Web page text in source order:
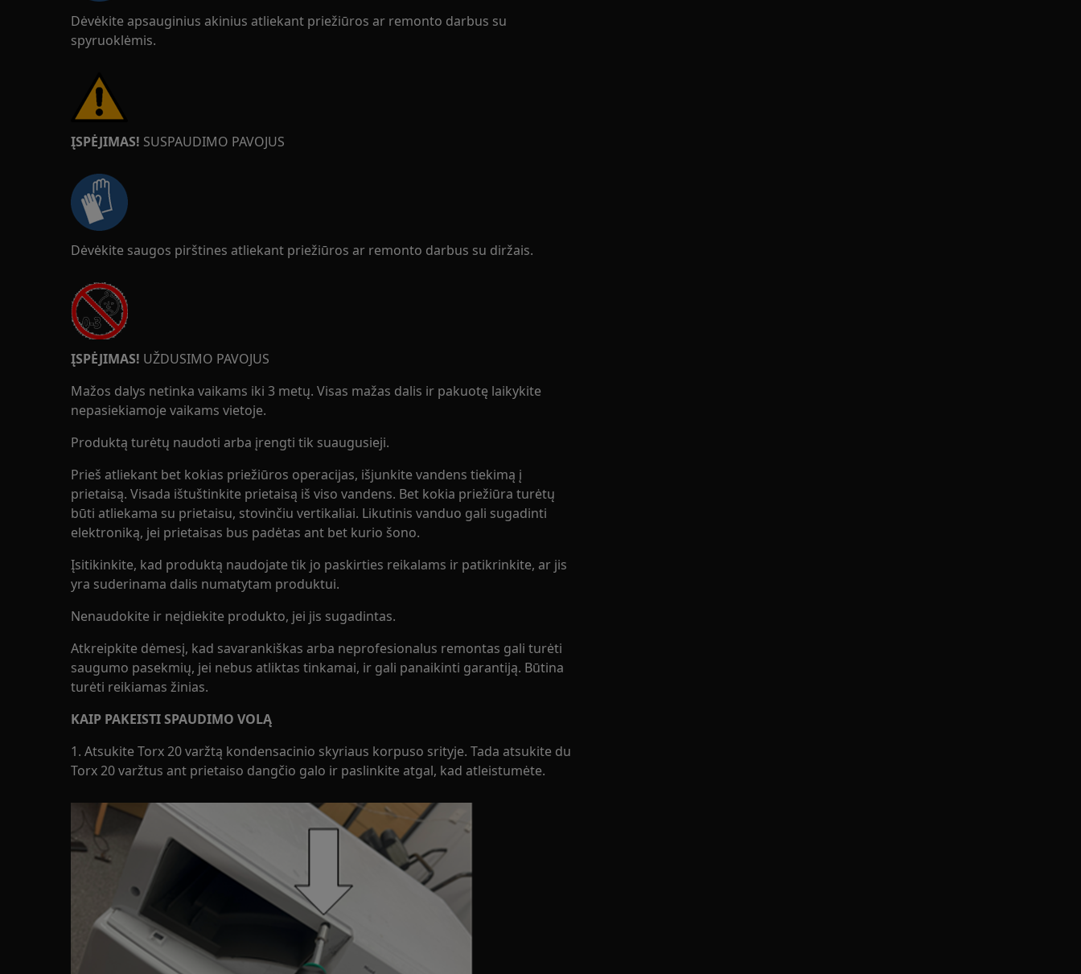
Dėvėkite apsauginius akinius atliekant priežiūros ar remonto darbus su
spyruoklėmis.
ĮSPĖJIMAS! SUSPAUDIMO PAVOJUS
Dėvėkite saugos pirštines atliekant priežiūros ar remonto darbus su diržais.
ĮSPĖJIMAS! UŽDUSIMO PAVOJUS
Mažos dalys netinka vaikams iki 3 metų. Visas mažas dalis ir pakuotę laikykite
nepasiekiamoje vaikams vietoje.
Produktą turėtų naudoti arba įrengti tik suaugusieji.
Prieš atliekant bet kokias priežiūros operacijas, išjunkite vandens tiekimą į
prietaisą. Visada ištuštinkite prietaisą iš viso vandens. Bet kokia priežiūra turėtų
būti atliekama su prietaisu, stovinčiu vertikaliai. Likutinis vanduo gali sugadinti
elektroniką, jei prietaisas bus padėtas ant bet kurio šono.
Įsitikinkite, kad produktą naudojate tik jo paskirties reikalams ir patikrinkite, ar jis
yra suderinama dalis numatytam produktui.
Nenaudokite ir neįdiekite produkto, jei jis sugadintas.
Atkreipkite dėmesį, kad savarankiškas arba neprofesionalus remontas gali turėti
saugumo pasekmių, jei nebus atliktas tinkamai, ir gali panaikinti garantiją. Būtina
turėti reikiamas žinias.
KAIP PAKEISTI SPAUDIMO VOLĄ
1. Atsukite Torx 20 varžtą kondensacinio skyriaus korpuso srityje. Tada atsukite du
Torx 20 varžtus ant prietaiso dangčio galo ir paslinkite atgal, kad atleistumėte.